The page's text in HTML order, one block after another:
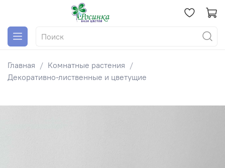
Главная
Комнатные растения
Декоративно-лиственные и цветущие